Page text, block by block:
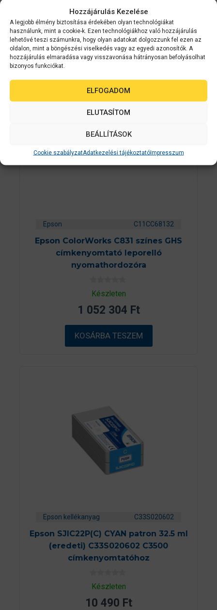
Hozzájárulás Kezelése
A legjobb élmény biztosítása érdekében olyan technológiákat
használunk, mint a cookie-k. Ezen technológiákhoz való hozzájárulás
lehetővé teszi számunkra, hogy olyan adatokat dolgozzunk fel ezen az
oldalon, mint a böngészési viselkedés vagy az egyedi azonosítók. A
hozzájárulás elmaradása vagy visszavonása hátrányosan befolyásolhat
bizonyos funkciókat.
ELFOGADOM
ELUTASÍTOM
BEÁLLÍTÁSOK
Cookie szabályzatAdatkezelési tájékoztatóImpresszum
0
a
z
5
-
b
ő
l
Érdeklődjön
AJÁNLATOT KÉREK
Epson C11CC68132
Epson ColorWorks C831 színes GHS
címkenyomtató leporelló
nyomathordozóra
0
a
5
b
ő
l
Készleten
1 052 304 Ft
KOSÁRBA TESZEM
Epson kellékanyag C33S020602
Epson SJIC22P(C) CYAN patron 32.5 ml
(eredeti) C33S020602 C3500
címkenyomtatóhoz
0
aKészleten
10 490 Ft